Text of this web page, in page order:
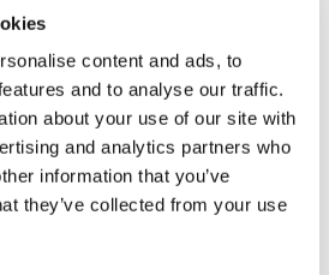
content and ads, to
and to analyse our traffic.
about your use of our site with
and analytics partners who
information that you’ve
they’ve collected from your use
der Gruppe A (Zertifikatsnummer:
von einer im
zertifizierten Gesundheitseinrichtung